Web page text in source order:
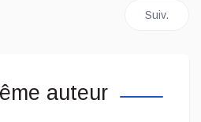
de Novelis : un problème pour les
Article
Suiv.
auteur